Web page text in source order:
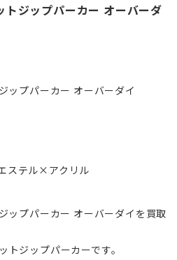
トジップパーカー オーバーダ
ップパーカー オーバーダイ
ステル×アクリル
ップパーカー オーバーダイを買取
ジップパーカーです。